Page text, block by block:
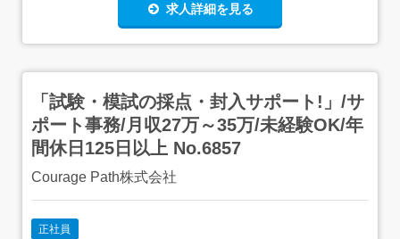
求人詳細を見る
「試験・模試の採点・封入サポート!」/サ
ポート事務/月収27万～35万/未経験OK/年
間休日125日以上 No.6857
Courage Path株式会社
正社員